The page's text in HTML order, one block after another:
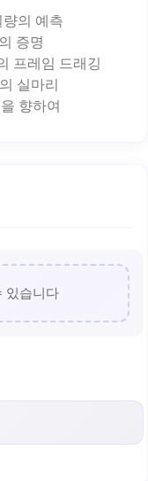
량의 예측
증명
프레임 드래깅
실마리
있습니다